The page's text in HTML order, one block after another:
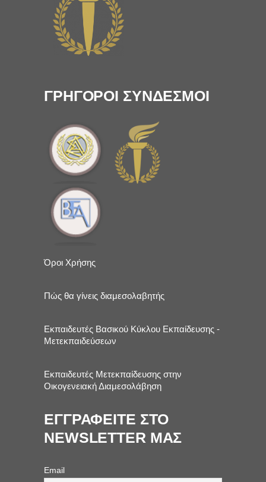
ΓΡΗΓΟΡΟΙ ΣΥΝΔΕΣΜΟΙ
Όροι Χρήσης
Πώς θα γίνεις διαμεσολαβητής
Εκπαιδευτές Βασικού Κύκλου Εκπαίδευσης -
Μετεκπαιδεύσεων
Εκπαιδευτές Μετεκπαίδευσης στην
Οικογενειακή Διαμεσολάβηση
ΕΓΓΡΑΦΕΙΤΕ ΣΤΟ
NEWSLETTER ΜΑΣ
Email